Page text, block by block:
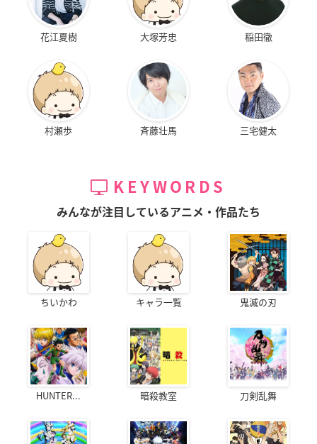
花江夏樹 大塚芳忠 稲田徹
村瀬歩 斉藤壮馬 三宅健太
KEYWORDS
みんなが注目しているアニメ・作品たち
ちいかわ キャラ一覧 鬼滅の刃
HUNTER... 暗殺教室 刀剣乱舞